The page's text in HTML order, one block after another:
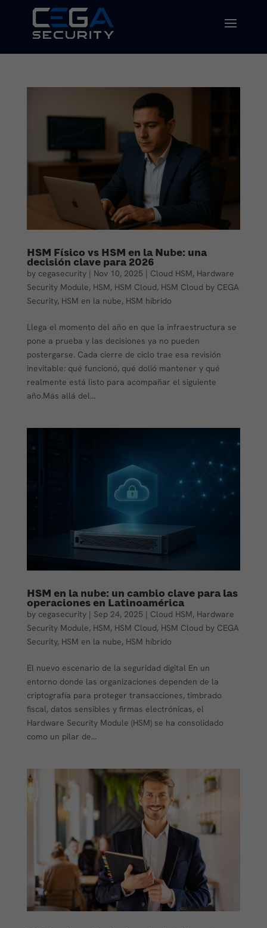
HSM Físico vs HSM en la Nube: una
decisión clave para 2026
by cegasecurity| Nov 10, 2025 | Cloud HSM, Hardware
Security Module, HSM, HSM Cloud, HSM Cloud by CEGA
Security, HSM en la nube, HSM híbrido
Llega el momento del año en que la infraestructura se
pone a prueba y las decisiones ya no pueden
postergarse. Cada cierre de ciclo trae esa revisión
inevitable: qué funcionó, qué dolió mantener y qué
realmente está listo para acompañar el siguiente
año.Más allá del...
HSM en la nube: un cambio clave para las
operaciones en Latinoamérica
by cegasecurity| Sep 24, 2025 | Cloud HSM, Hardware
Security Module, HSM, HSM Cloud, HSM Cloud by CEGA
Security, HSM en la nube, HSM híbrido
El nuevo escenario de la seguridad digital En un
entorno donde las organizaciones dependen de la
criptografía para proteger transacciones, timbrado
fiscal, datos sensibles y firmas electrónicas, el
Hardware Security Module (HSM) se ha consolidado
como un pilar de...